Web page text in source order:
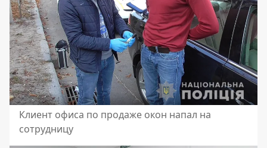
Клиент офиса по продаже окон напал на
сотрудницу